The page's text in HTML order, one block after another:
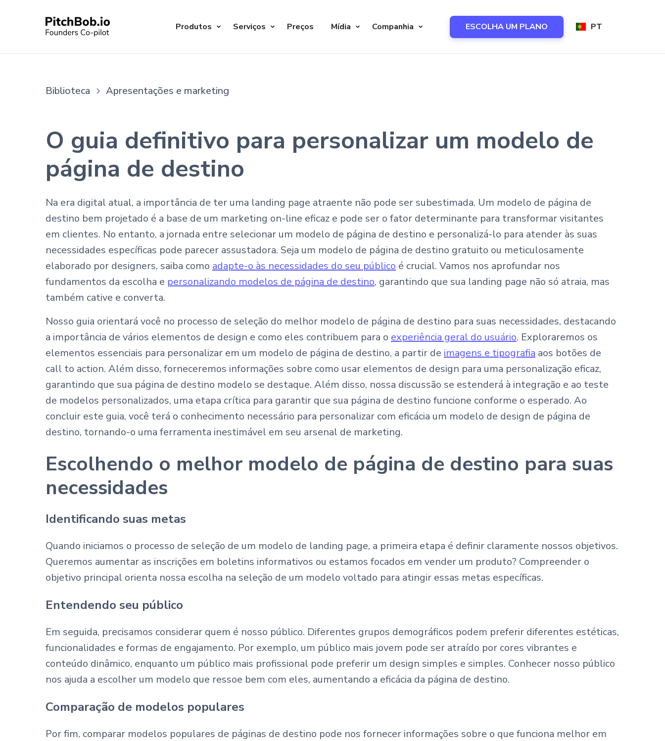
Produtos Serviços Preços Mídia Companhia ESCOLHA UM PLANO PT
Biblioteca Apresentações e marketing
O guia definitivo para personalizar um modelo de
página de destino
Na era digital atual, a importância de ter uma landing page atraente não pode ser subestimada. Um modelo de página de
destino bem projetado é a base de um marketing on-line eficaz e pode ser o fator determinante para transformar visitantes
em clientes. No entanto, a jornada entre selecionar um modelo de página de destino e personalizá-lo para atender às suas
necessidades específicas pode parecer assustadora. Seja um modelo de página de destino gratuito ou meticulosamente
elaborado por designers, saiba como adapte-o às necessidades do seu público é crucial. Vamos nos aprofundar nos
fundamentos da escolha e personalizando modelos de página de destino, garantindo que sua landing page não só atraia, mas
também cative e converta.
Nosso guia orientará você no processo de seleção do melhor modelo de página de destino para suas necessidades, destacando
a importância de vários elementos de design e como eles contribuem para o experiência geral do usuário. Exploraremos os
elementos essenciais para personalizar em um modelo de página de destino, a partir de imagens e tipografia aos botões de
call to action. Além disso, forneceremos informações sobre como usar elementos de design para uma personalização eficaz,
garantindo que sua página de destino modelo se destaque. Além disso, nossa discussão se estenderá à integração e ao teste
de modelos personalizados, uma etapa crítica para garantir que sua página de destino funcione conforme o esperado. Ao
concluir este guia, você terá o conhecimento necessário para personalizar com eficácia um modelo de design de página de
destino, tornando-o uma ferramenta inestimável em seu arsenal de marketing.
Escolhendo o melhor modelo de página de destino para suas
necessidades
Identificando suas metas
Quando iniciamos o processo de seleção de um modelo de landing page, a primeira etapa é definir claramente nossos objetivos.
Queremos aumentar as inscrições em boletins informativos ou estamos focados em vender um produto? Compreender o
objetivo principal orienta nossa escolha na seleção de um modelo voltado para atingir essas metas específicas.
Entendendo seu público
Em seguida, precisamos considerar quem é nosso público. Diferentes grupos demográficos podem preferir diferentes estéticas,
funcionalidades e formas de engajamento. Por exemplo, um público mais jovem pode ser atraído por cores vibrantes e
conteúdo dinâmico, enquanto um público mais profissional pode preferir um design simples e simples. Conhecer nosso público
nos ajuda a escolher um modelo que ressoe bem com eles, aumentando a eficácia da página de destino.
Comparação de modelos populares
Por fim, comparar modelos populares de páginas de destino pode nos fornecer informações sobre o que funciona melhor em